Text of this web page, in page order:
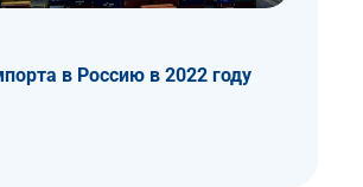
в Россию в 2022 году